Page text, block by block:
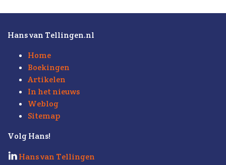
Hans van Tellingen.nl
Home
Boekingen
Artikelen
In het nieuws
Weblog
Sitemap
Volg Hans!
Hans van Tellingen